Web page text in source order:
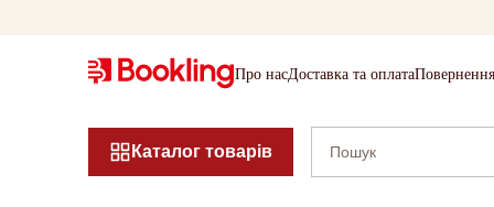
Про насДоставка та оплата
Каталог товарів